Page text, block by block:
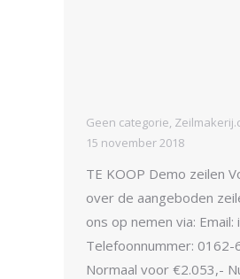
Geen categorie,
15 november 2018
TE KOOP Demo zeilen
over de aangeboden
ons op nemen via: Email:
Telefoonnummer:
Normaal voor €2.053,-